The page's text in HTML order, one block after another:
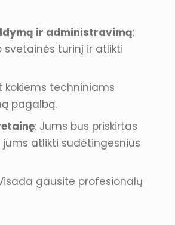
ir administravimą:
svetainės turinį ir atlikti
kokiems techniniams
pagalbą.
: Jums bus priskirtas
atlikti sudėtingesnius
gausite profesionalų